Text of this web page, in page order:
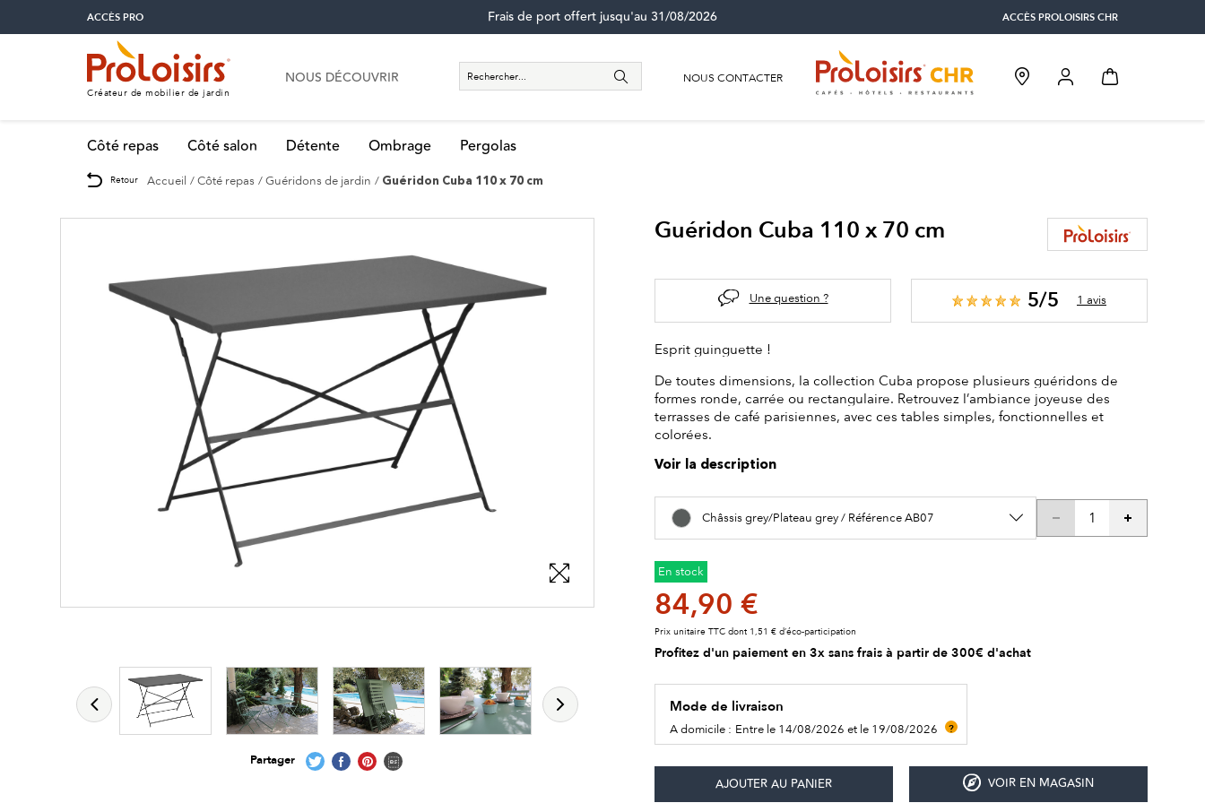
ACCÈS PRO ACCÈS PROLOISIRS CHR
Frais de port offert jusqu'au 31/08/2026
Créateur de mobilier de jardin
NOUS DÉCOUVRIR NOUS CONTACTER
Côté repas Côté salon Détente Ombrage Pergolas
Retour Accueil Côté repas Guéridons de jardin Guéridon Cuba 110 x 70 cm
Partager
Guéridon Cuba 110 x 70 cm
Une question ? 5/5 1 avis
Esprit guinguette !
De toutes dimensions, la collection Cuba propose plusieurs guéridons de
formes ronde, carrée ou rectangulaire. Retrouvez l’ambiance joyeuse des
terrasses de café parisiennes, avec ces tables simples, fonctionnelles et
colorées.
Voir la description
Châssis grey/Plateau grey / Référence AB07
En stock
84,90 €
Prix unitaire TTC dont 1,51 € d’éco-participation
Profitez d'un paiement en 3x sans frais à partir de 300€ d'achat
Mode de livraison
A domicile : Entre le 14/08/2026 et le 19/08/2026 ?
VOIR EN MAGASIN